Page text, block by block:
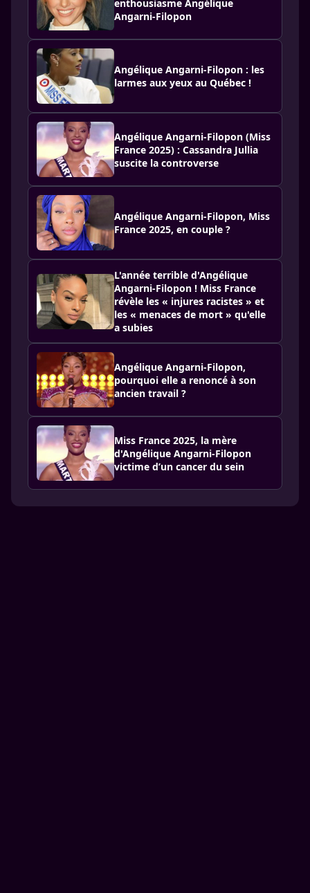
enthousiasme Angélique
Angarni-Filopon
Angélique Angarni-Filopon : les
larmes aux yeux au Québec !
Angélique Angarni-Filopon (Miss
France 2025) : Cassandra Jullia
suscite la controverse
Angélique Angarni-Filopon, Miss
France 2025, en couple ?
L'année terrible d'Angélique
Angarni-Filopon ! Miss France
révèle les « injures racistes » et
les « menaces de mort » qu'elle
a subies
Angélique Angarni-Filopon,
pourquoi elle a renoncé à son
ancien travail ?
Miss France 2025, la mère
d'Angélique Angarni-Filopon
victime d’un cancer du sein